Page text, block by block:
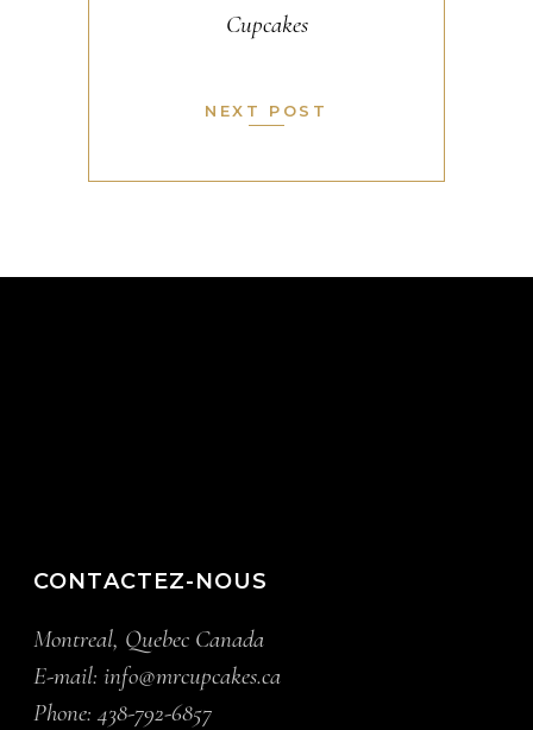
NEXT POST
CONTACTEZ-NOUS
Montreal, Quebec Canada
E-mail:info@mrcupcakes.ca
Phone:438-792-6857